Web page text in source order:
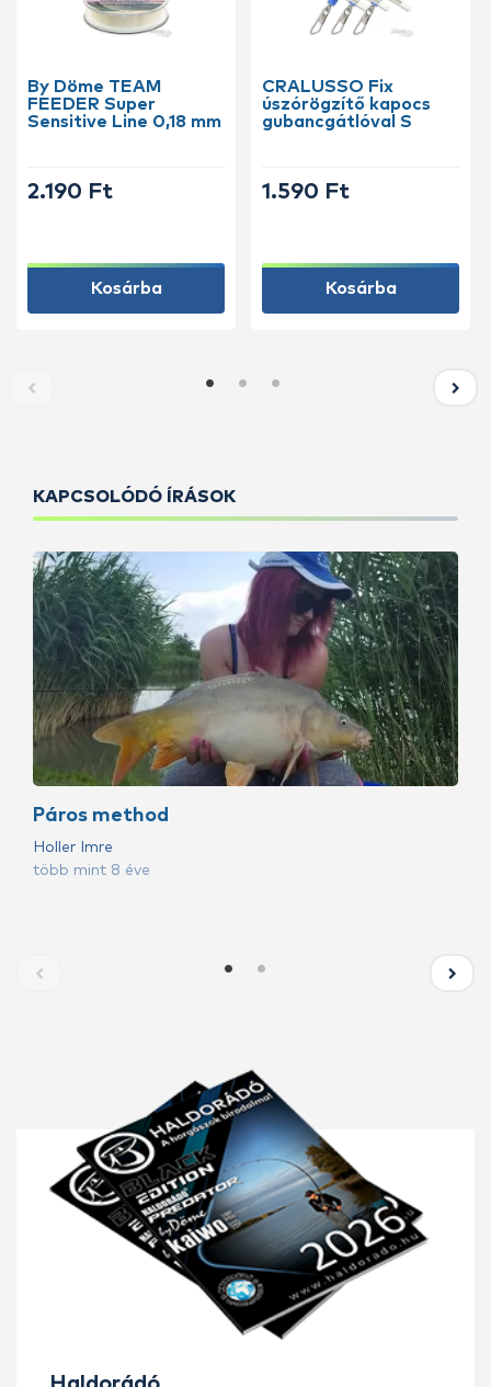
By Döme TEAM
FEEDER Super
Sensitive Line 0,18 mm
2.190 Ft
Kosárba
CRALUSSO Fix
úszórögzítő kapocs
gubancgátlóval S
1.590 Ft
Kosárba
KAPCSOLÓDÓ ÍRÁSOK
Páros method
Holler Imre
több mint 8 éve